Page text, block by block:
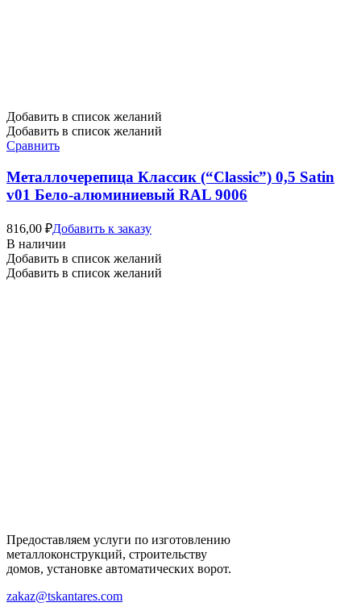
Добавить в список желаний
Добавить в список желаний
Сравнить
Металлочерепица Классик (“Classic”) 0,5 Satin
v01 Бело-алюминиевый RAL 9006
816,00 ₽Добавить к заказу
В наличии
Добавить в список желаний
Добавить в список желаний
Предоставляем услуги по изготовлению
металлоконструкций, строительству
домов, установке автоматических ворот.
zakaz@tskantares.com